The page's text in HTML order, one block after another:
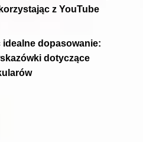
z YouTube
idealne dopasowanie:
dotyczące